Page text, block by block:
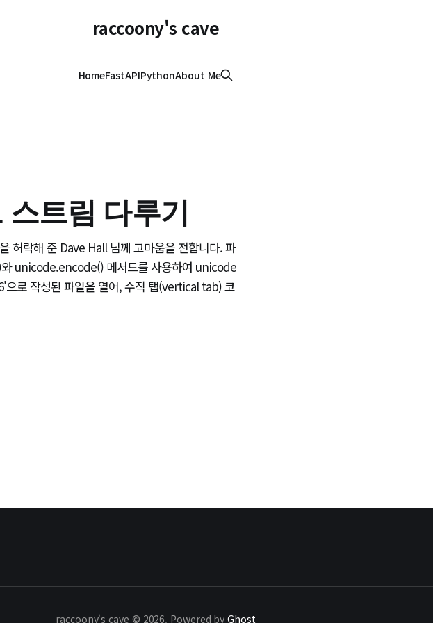
raccoony's cave
HomeFastAPIPythonAbout Me
트림 다루기
락해 준 Dave Hall 님께 고마움을 전합니다. 파
unicode.encode() 메서드를 사용하여 unicode
로 작성된 파일을 열어, 수직 탭(vertical tab) 코
raccoony's cave © 2026. Powered byGhost